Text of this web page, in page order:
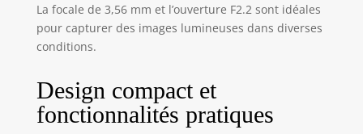
capturez chaque
moment
enregistrement
vidéo 4K ultra HD,
tandis que les
La focale de 3,56 mm et l’ouverture F2.2 sont idéales
pour capturer des images lumineuses dans diverses
conditions.
Design compact et
fonctionnalités pratiques